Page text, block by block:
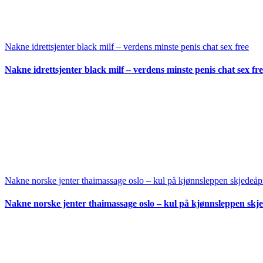
Nakne idrettsjenter black milf – verdens minste penis chat sex free
Nakne idrettsjenter black milf – verdens minste penis chat sex
Nakne norske jenter thaimassage oslo – kul på kjønnsleppen
Nakne norske jenter thaimassage oslo – kul på kjønnsleppen